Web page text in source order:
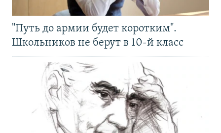
"Путь до армии будет коротким".
Школьников не берут в 10-й класс